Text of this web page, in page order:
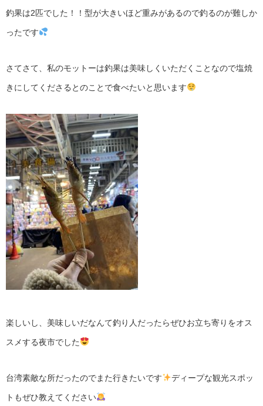
釣果は2匹でした！！型が大きいほど重みがあるので釣るのが難しか
ったです
さてさて、私のモットーは釣果は美味しくいただくことなので塩焼
きにしてくださるとのことで食べたいと思います
楽しいし、美味しいだなんて釣り人だったらぜひお立ち寄りをオス
スメする夜市でした
台湾素敵な所だったのでまた行きたいです ディープな観光スポッ
トもぜひ教えてください